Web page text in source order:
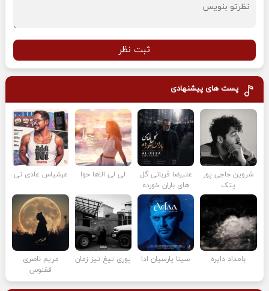
ثبت نظر
پست های پیشنهادی
شروین حاجی پور
پتک
علیرضا قربانی گل
های باران خورده
لی لی الاها حوا عرشیاس عادی نی
بامداد دایره سینا پارسیان ادا پوری تیغ تیز زمان
مریم ناصری
ققنوس